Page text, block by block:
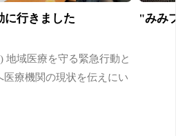
に行きました
地域医療を守る緊急行動と
医療機関の現状を伝えにい
"みみ